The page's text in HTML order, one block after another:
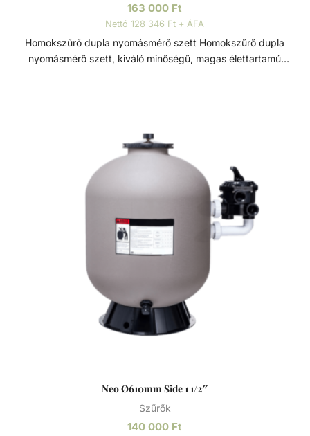
163 000 Ft
Nettó 128 346 Ft + ÁFA
Homokszűrő dupla nyomásmérő szett Homokszűrő dupla
nyomásmérő szett, kiváló minőségű, magas élettartamú
melyek nem csak a látványt rontják, de a fürdőzők
egészségére is veszélyesek lehetnek. A szűrőtartály a
vízforgató készülék segítségével az egészen finom
szennyeződéseket is kiszűrhetik a vízből, amelyek így
fennakadnak a szűrőközegen.
Neo Ø610mm Side 1 1/2″
Szűrők
140 000 Ft